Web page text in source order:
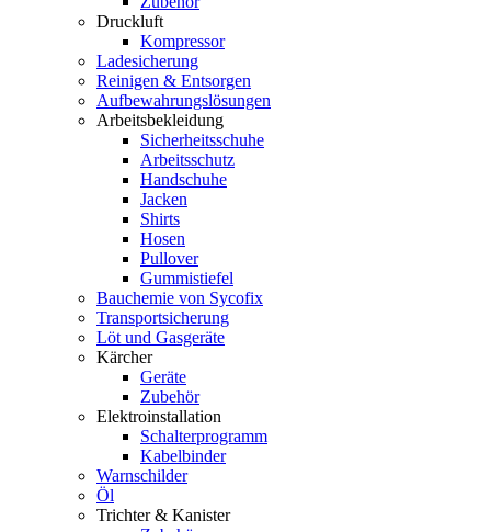
Druckluft
Kompressor
Ladesicherung
Reinigen & Entsorgen
Aufbewahrungslösungen
Arbeitsbekleidung
Sicherheitsschuhe
Arbeitsschutz
Handschuhe
Jacken
Shirts
Hosen
Pullover
Gummistiefel
Bauchemie von Sycofix
Transportsicherung
Löt und Gasgeräte
Kärcher
Geräte
Zubehör
Elektroinstallation
Schalterprogramm
Kabelbinder
Warnschilder
Öl
Trichter & Kanister